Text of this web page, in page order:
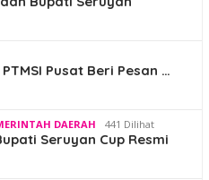
Pusat Beri Pesan …
DAERAH 441 Dilihat
Seruyan Cup Resmi